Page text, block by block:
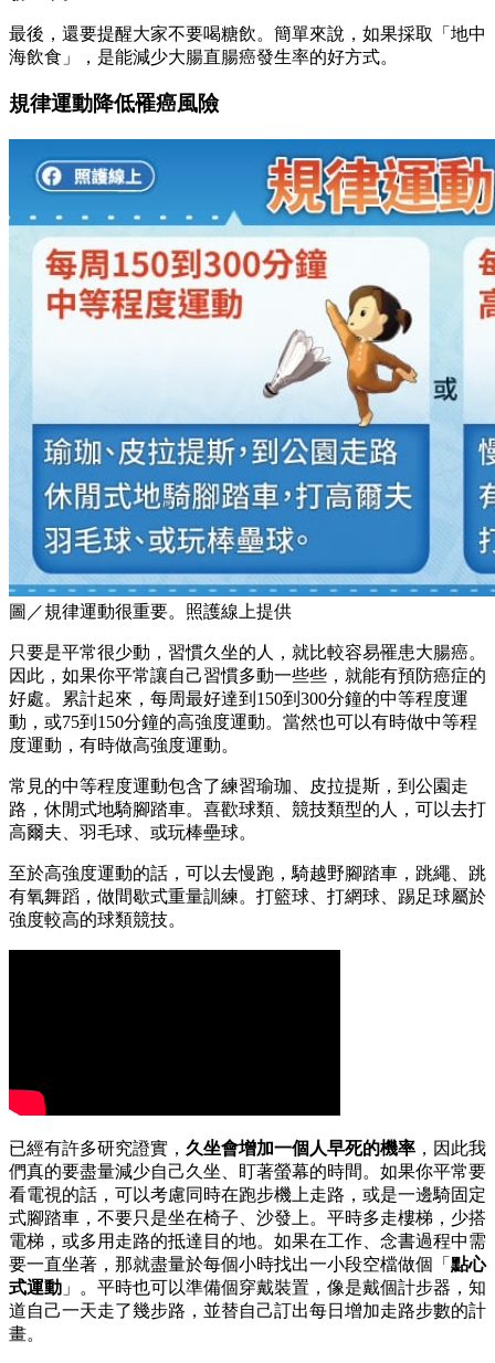
最後，還要提醒大家不要喝糖飲。簡單來說，如果採取「地中
海飲食」，是能減少大腸直腸癌發生率的好方式。
規律運動降低罹癌風險
圖／規律運動很重要。照護線上提供
只要是平常很少動，習慣久坐的人，就比較容易罹患大腸癌。
因此，如果你平常讓自己習慣多動一些些，就能有預防癌症的
好處。累計起來，每周最好達到150到300分鐘的中等程度運
動，或75到150分鐘的高強度運動。當然也可以有時做中等程
度運動，有時做高強度運動。
常見的中等程度運動包含了練習瑜珈、皮拉提斯，到公園走
路，休閒式地騎腳踏車。喜歡球類、競技類型的人，可以去打
高爾夫、羽毛球、或玩棒壘球。
至於高強度運動的話，可以去慢跑，騎越野腳踏車，跳繩、跳
有氧舞蹈，做間歇式重量訓練。打籃球、打網球、踢足球屬於
強度較高的球類競技。
已經有許多研究證實， 久坐會增加一個人早死的機率 ，因此我
們真的要盡量減少自己久坐、盯著螢幕的時間。如果你平常要
看電視的話，可以考慮同時在跑步機上走路，或是一邊騎固定
式腳踏車，不要只是坐在椅子、沙發上。平時多走樓梯，少搭
電梯，或多用走路的抵達目的地。如果在工作、念書過程中需
要一直坐著，那就盡量於每個小時找出一小段空檔做個「 點心
式運動 」。平時也可以準備個穿戴裝置，像是戴個計步器，知
道自己一天走了幾步路，並替自己訂出每日增加走路步數的計
畫。